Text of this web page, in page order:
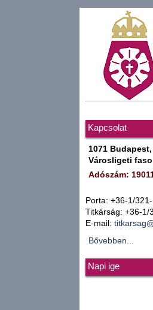
Kapcsolat
1071 Budapest,
Városligeti
Adószám:
Porta: +36-1/
Titkárság: +36-1/
E-mail:
Bővebben...
Napi ige